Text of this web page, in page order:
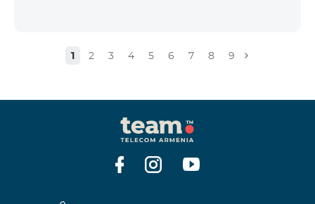
1 2 3 4 5 6 7 8 9